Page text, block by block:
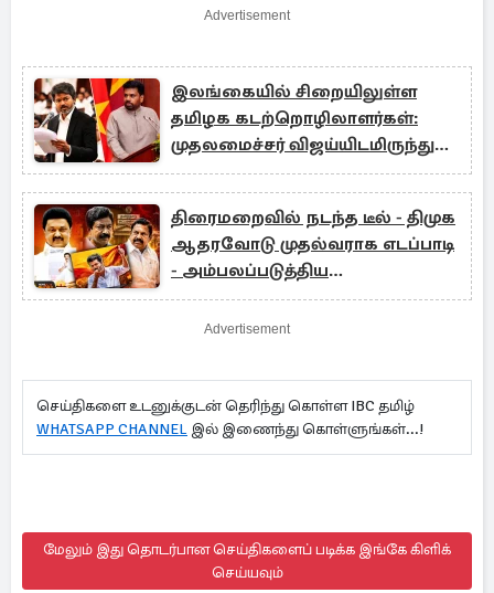
Advertisement
இலங்கையில் சிறையிலுள்ள
தமிழக கடற்றொழிலாளர்கள்:
முதலமைச்சர் விஜய்யிடமிருந்து
பறந்த கடிதம்
திரைமறைவில் நடந்த டீல் - திமுக
ஆதரவோடு முதல்வராக எடப்பாடி
- அம்பலப்படுத்திய
சி.வி.சண்முகம்
Advertisement
செய்திகளை உடனுக்குடன் தெரிந்து கொள்ள IBC தமிழ்
WHATSAPP CHANNEL இல் இணைந்து கொள்ளுங்கள்...!
மேலும் இது தொடர்பான செய்திகளைப் படிக்க இங்கே கிளிக்
செய்யவும்